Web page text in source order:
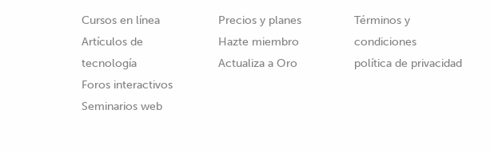
Cursos en línea
Artículos de
tecnología
Foros interactivos
Seminarios web
Precios y planes
Hazte miembro
Actualiza a Oro
Términos y
condiciones
política de privacidad